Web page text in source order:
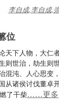
李自成,李自成,
位
天下人物，大仁
则世治，劫生则
混沌、人心思变
从诸侯讨伐董卓
了干柴……更多